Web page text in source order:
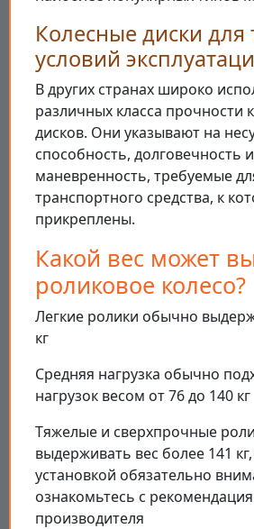
Колесные диски
условий
В других странах широко
различных класса прочности
дисков. Они указывают на
способность, долговечность и
маневренность, требуемые
транспортного средства, к
прикреплены.
Какой вес может
роликовое колесо?
Легкие ролики обычно
кг
Средняя нагрузка обычно
нагрузок весом от 76 до 140 кг
Тяжелые и сверхпрочные
выдерживать вес более 141
установкой обязательно
ознакомьтесь с
производителя